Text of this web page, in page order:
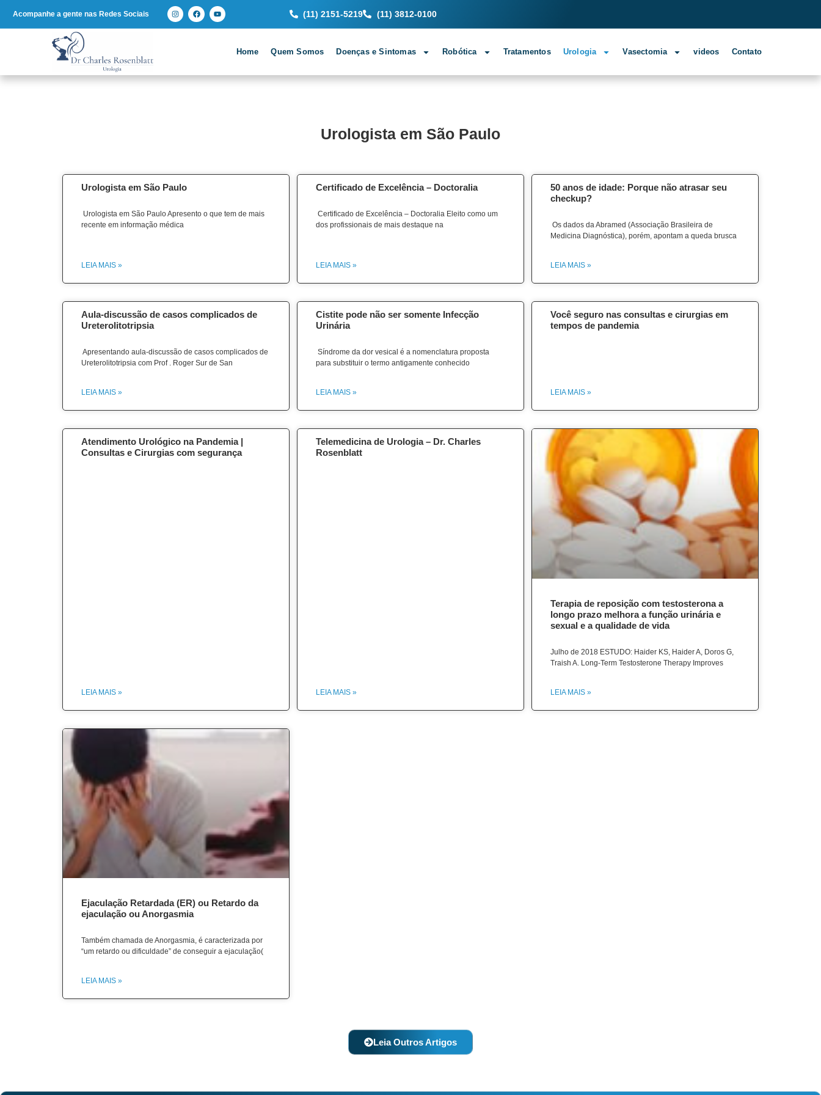
Acompanhe a gente nas Redes Sociais (11) 2151-5219 (11) 3812-0100
Home Quem Somos Doenças e Sintomas Robótica Tratamentos Urologia Vasectomia videos Contato
Urologista em São Paulo
Urologista em São Paulo
Urologista em São Paulo Apresento o que tem de mais
recente em informação médica
LEIA MAIS »
Certificado de Excelência – Doctoralia
Certificado de Excelência – Doctoralia Eleito como um
dos profissionais de mais destaque na
LEIA MAIS »
50 anos de idade: Porque não atrasar seu
checkup?
Os dados da Abramed (Associação Brasileira de
Medicina Diagnóstica), porém, apontam a queda brusca
LEIA MAIS »
Aula-discussão de casos complicados de
Ureterolitotripsia
Apresentando aula-discussão de casos complicados de
Ureterolitotripsia com Prof . Roger Sur de San
LEIA MAIS »
Cistite pode não ser somente Infecção
Urinária
Síndrome da dor vesical é a nomenclatura proposta
para substituir o termo antigamente conhecido
LEIA MAIS »
Você seguro nas consultas e cirurgias em
tempos de pandemia
LEIA MAIS »
Atendimento Urológico na Pandemia |
Consultas e Cirurgias com segurança
LEIA MAIS »
Telemedicina de Urologia – Dr. Charles
Rosenblatt
LEIA MAIS »
Terapia de reposição com testosterona a
longo prazo melhora a função urinária e
sexual e a qualidade de vida
Julho de 2018 ESTUDO: Haider KS, Haider A, Doros G,
Traish A. Long-Term Testosterone Therapy Improves
LEIA MAIS »
Ejaculação Retardada (ER) ou Retardo da
ejaculação ou Anorgasmia
Também chamada de Anorgasmia, é caracterizada por
“um retardo ou dificuldade” de conseguir a ejaculação(
LEIA MAIS »
Leia Outros Artigos